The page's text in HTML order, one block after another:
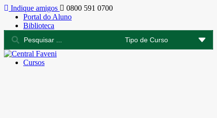
Indique amigos
0800 591 0700
Portal do Aluno
Biblioteca
Cursos